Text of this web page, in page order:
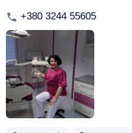
+380 3244 55605